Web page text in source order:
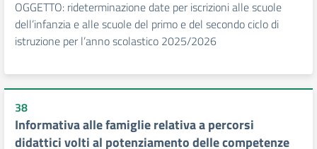
OGGETTO: rideterminazione date per iscrizioni alle scuole
dell’infanzia e alle scuole del primo e del secondo ciclo di
istruzione per l’anno scolastico 2025/2026
38
Informativa alle famiglie relativa a percorsi
didattici volti al potenziamento delle competenze